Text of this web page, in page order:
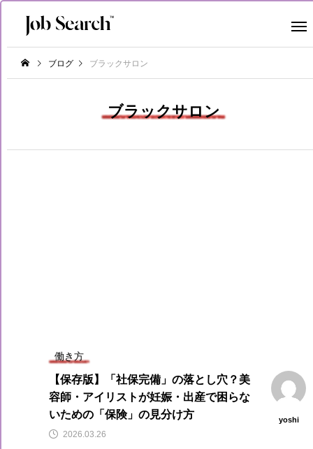
ブログ ブラックサロン
ブラックサロン
働き方
【保存版】「社保完備」の落とし穴？美
容師・アイリストが妊娠・出産で困らな
いための「保険」の見分け方
yoshi
2026.03.26